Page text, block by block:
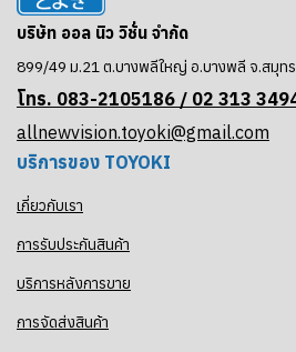
บริษัท ออล นิว วิชั่น จำกัด
899/49 ม.21 ต.บางพลีใหญ่ อ.บางพลี จ.สมุท
โทร. 083-2105186 / 02 313
allnewvision.toyoki@gmail.com
บริการของ TOYOKI
เกี่ยวกับเรา
การรับประกันสินค้า
บริการหลังการขาย
การจัดส่งสินค้า